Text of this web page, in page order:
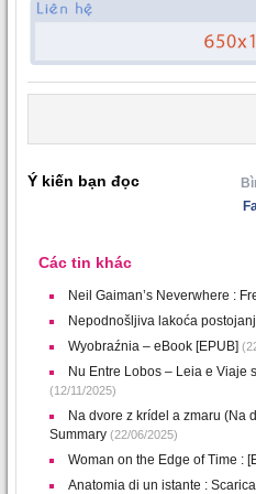
Ý kiến bạn đọc
Các tin khác
Neil Gaiman’s Neverwhere :
Nepodnošljiva lakoća
Wyobraźnia – eBook [EPUB]
Nu Entre Lobos – Leia e Viaje
(12/11/2025)
Na dvore z krídel a zmaru (Na
Summary (22/06/2025)
Woman on the Edge of Time :
Anatomia di un istante :